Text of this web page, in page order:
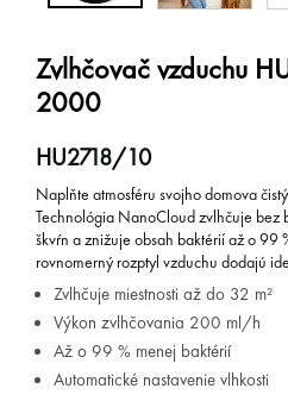
Zvlhčovač vzduchu
2000
HU2718/10
Naplňte atmosféru svojho domova
Technológia NanoCloud zvlhčuje bez
škvŕn a znižuje obsah baktérií až o 99
rovnomerný rozptyl vzduchu dodajú
Zvlhčuje miestnosti až do 32 m²
Výkon zvlhčovania 200 ml/h
Až o 99 % menej baktérií
Automatické nastavenie vlhkosti